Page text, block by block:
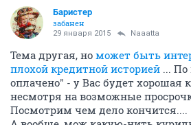
Баристер
забанен
29 января 2015 Naaatta
Тема другая, но может быть
плохой кредитной историей ... По
оплачено" - у Вас будет хорошая
несмотря на возможные
Посмотрим чем дело кончится....